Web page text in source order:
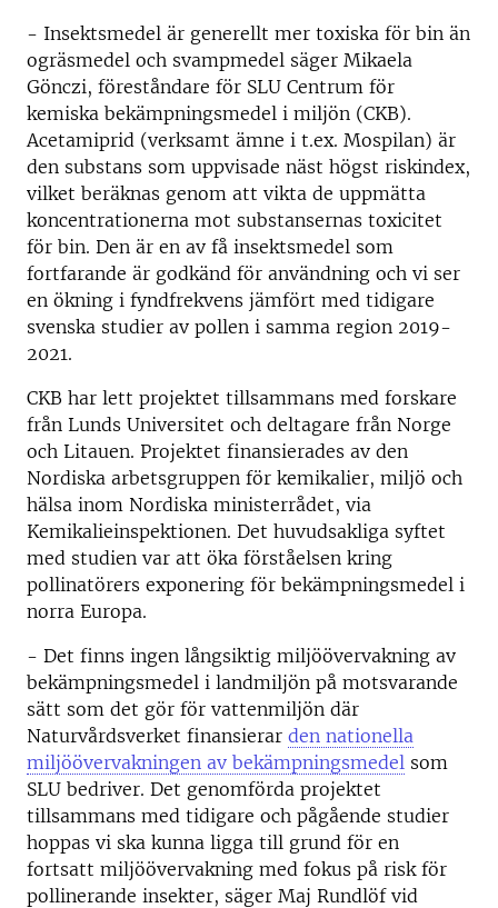
- Insektsmedel är generellt mer toxiska för bin än
ogräsmedel och svampmedel säger Mikaela
Gönczi, föreståndare för SLU Centrum för
kemiska bekämpningsmedel i miljön (CKB).
Acetamiprid (verksamt ämne i t.ex. Mospilan) är
den substans som uppvisade näst högst riskindex,
vilket beräknas genom att vikta de uppmätta
koncentrationerna mot substansernas toxicitet
för bin. Den är en av få insektsmedel som
fortfarande är godkänd för användning och vi ser
en ökning i fyndfrekvens jämfört med tidigare
svenska studier av pollen i samma region 2019-
2021.
CKB har lett projektet tillsammans med forskare
från Lunds Universitet och deltagare från Norge
och Litauen. Projektet finansierades av den
Nordiska arbetsgruppen för kemikalier, miljö och
hälsa inom Nordiska ministerrådet, via
Kemikalieinspektionen. Det huvudsakliga syftet
med studien var att öka förståelsen kring
pollinatörers exponering för bekämpningsmedel i
norra Europa.
- Det finns ingen långsiktig miljöövervakning av
bekämpningsmedel i landmiljön på motsvarande
sätt som det gör för vattenmiljön där
Naturvårdsverket finansierar den nationella
miljöövervakningen av bekämpningsmedel som
SLU bedriver. Det genomförda projektet
tillsammans med tidigare och pågående studier
hoppas vi ska kunna ligga till grund för en
fortsatt miljöövervakning med fokus på risk för
pollinerande insekter, säger Maj Rundlöf vid